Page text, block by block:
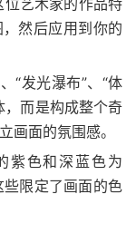
艺术家的作品特
然后应用到你的
“发光瀑布”、“体
，而是构成整个奇
画面的氛围感。
紫色和深蓝色为
些限定了画面的色